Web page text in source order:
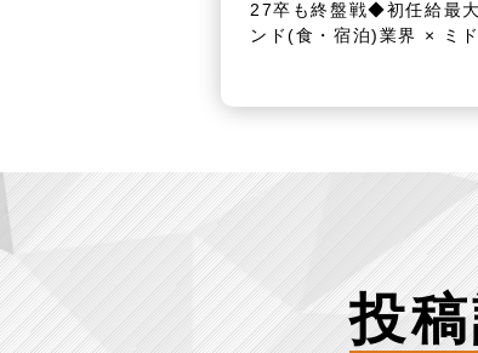
27卒も終盤戦◆初任給最
ンド(食・宿泊)業界 × ミ
投